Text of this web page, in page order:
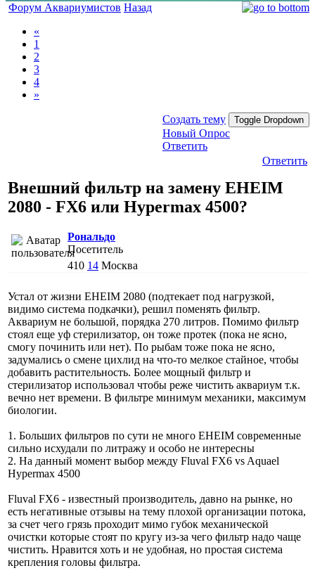
Форум Аквариумистов Назад
«
1
2
3
4
»
Создать тему Toggle Dropdown
Новый Опрос
Ответить
Ответить
Внешний фильтр на замену EHEIM
2080 - FX6 или Hypermax 4500?
Рональдо
Посетитель
410 14 Москва
Устал от жизни EHEIM 2080 (подтекает под нагрузкой,
видимо система подкачки), решил поменять фильтр.
Аквариум не большой, порядка 270 литров. Помимо фильтр
стоял еще уф стерилизатор, он тоже протек (пока не ясно,
смогу починить или нет). По рыбам тоже пока не ясно,
задумались о смене цихлид на что-то мелкое стайное, чтобы
добавить растительность. Более мощный фильтр и
стерилизатор использовал чтобы реже чистить аквариум т.к.
вечно нет времени. В фильтре минимум механики, максимум
биологии.
1. Больших фильтров по сути не много EHEIM современные
сильно исхудали по литражу и особо не интересны
2. На данный момент выбор между Fluval FX6 vs Aquael
Hypermax 4500
Fluval FX6 - известный производитель, давно на рынке, но
есть негативные отзывы на тему плохой организации потока,
за счет чего грязь проходит мимо губок механической
очистки которые стоят по кругу из-за чего фильтр надо чаще
чистить. Нравится хоть и не удобная, но простая система
крепления головы фильтра.